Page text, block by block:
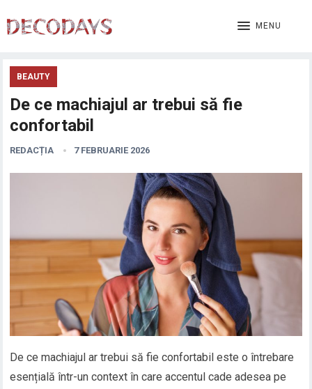
MENU
BEAUTY
De ce machiajul ar trebui să fie
confortabil
REDACȚIA 7 FEBRUARIE 2026
De ce machiajul ar trebui să fie confortabil este o întrebare
esențială într-un context în care accentul cade adesea pe